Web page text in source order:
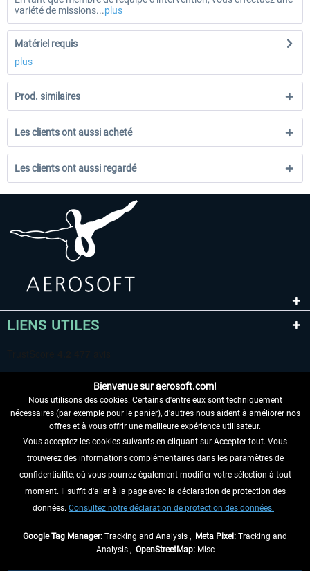
variété de missions...plus
Matériel requis
plus
Prod. similaires
Les clients ont aussi acheté
Les clients ont aussi regardé
LIENS UTILES
RENONCER AU CONTRAT ICI
INFORMATIONS
NE MANQUEZ PAS LES DERNIÈRES
Bienvenue sur aerosoft.com!
Nous utilisons des cookies. Certains d'entre eux sont techniquement
nécessaires (par exemple pour le panier), d'autres nous aident à améliorer nos
offres et à vous offrir une meilleure expérience utilisateur.
Vous acceptez les cookies suivants en cliquant sur Accepter tout. Vous
trouverez des informations complémentaires dans les paramètres de
confidentialité, où vous pourrez également modifier votre sélection à tout
moment. Il suffit d'aller à la page avec la déclaration de protection des
données. Consultez notre déclaration de protection des données.
Google Tag Manager: Tracking and Analysis , Meta Pixel: Tracking and
Analysis , OpenStreetMap:Misc